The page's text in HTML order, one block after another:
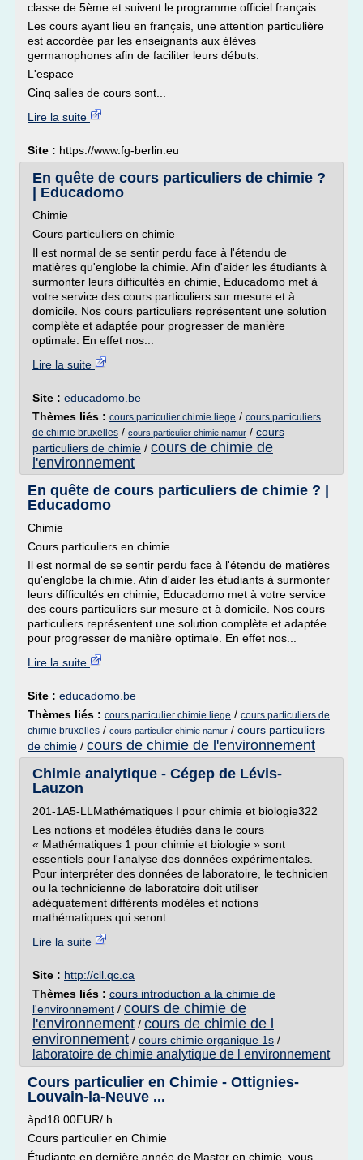
classe de 5ème et suivent le programme officiel français.
Les cours ayant lieu en français, une attention particulière
est accordée par les enseignants aux élèves
germanophones afin de faciliter leurs débuts.
L'espace
Cinq salles de cours sont...
Lire la suite
Site : https://www.fg-berlin.eu
En quête de cours particuliers de chimie ?
| Educadomo
Chimie
Cours particuliers en chimie
Il est normal de se sentir perdu face à l'étendu de
matières qu'englobe la chimie. Afin d'aider les étudiants à
surmonter leurs difficultés en chimie, Educadomo met à
votre service des cours particuliers sur mesure et à
domicile. Nos cours particuliers représentent une solution
complète et adaptée pour progresser de manière
optimale. En effet nos...
Lire la suite
Site : educadomo.be
Thèmes liés : cours particulier chimie liege / cours particuliers
de chimie bruxelles / cours particulier chimie namur / cours
particuliers de chimie / cours de chimie de
l'environnement
En quête de cours particuliers de chimie ? |
Educadomo
Chimie
Cours particuliers en chimie
Il est normal de se sentir perdu face à l'étendu de matières
qu'englobe la chimie. Afin d'aider les étudiants à surmonter
leurs difficultés en chimie, Educadomo met à votre service
des cours particuliers sur mesure et à domicile. Nos cours
particuliers représentent une solution complète et adaptée
pour progresser de manière optimale. En effet nos...
Lire la suite
Site : educadomo.be
Thèmes liés : cours particulier chimie liege / cours particuliers de
chimie bruxelles / cours particulier chimie namur / cours particuliers
de chimie / cours de chimie de l'environnement
Chimie analytique - Cégep de Lévis-
Lauzon
201-1A5-LLMathématiques I pour chimie et biologie322
Les notions et modèles étudiés dans le cours
« Mathématiques 1 pour chimie et biologie » sont
essentiels pour l'analyse des données expérimentales.
Pour interpréter des données de laboratoire, le technicien
ou la technicienne de laboratoire doit utiliser
adéquatement différents modèles et notions
mathématiques qui seront...
Lire la suite
Site : http://cll.qc.ca
Thèmes liés : cours introduction a la chimie de
l'environnement / cours de chimie de
l'environnement / cours de chimie de l
environnement / cours chimie organique 1s /
laboratoire de chimie analytique de l environnement
Cours particulier en Chimie - Ottignies-
Louvain-la-Neuve ...
àpd18.00EUR/ h
Cours particulier en Chimie
Étudiante en dernière année de Master en chimie, vous